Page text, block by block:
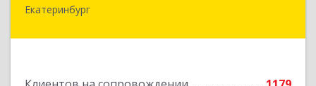
Екатеринбург
620000, Свердловская обл, Екатеринбург г,